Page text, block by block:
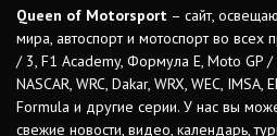
Queen of Motorsport – сайт,
мира, автоспорт и мотоспорт во
/ 3, F1 Academy, Формула Е, Moto GP /
NASCAR, WRC, Dakar, WRX, WEC,
Formula и другие серии. У нас вы
свежие новости, видео, календарь,